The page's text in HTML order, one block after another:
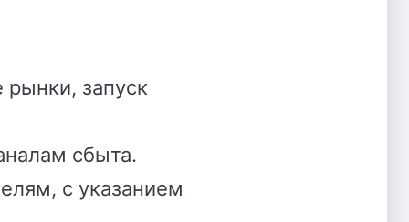
запуск
сбыта.
с указанием